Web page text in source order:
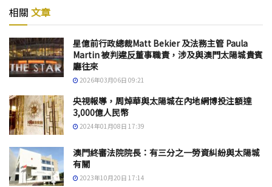
相關 文章
星億前行政總裁Matt Bekier 及法務主管 Paula
Martin 被判違反董事職責，涉及與澳門太陽城貴賓
廳往來
2026年03月06日 09:21
央視報導，周焯華與太陽城在內地網博投注額達
3,000億人民幣
2024年01月08日 17:39
澳門終審法院院長：有三分之一勞資糾紛與太陽城
有關
2023年10月20日 17:14